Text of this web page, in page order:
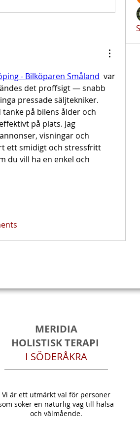
- Bilköparen Småland var
det proffsigt — snabb
pressade säljtekniker.
på bilens ålder och
på plats. Jag
visningar och
ett smidigt och stressfritt
du vill ha en enkel och
MERIDIA
HOLISTISK TERAPI
I SÖDERÅKRA
Vi är ett utmärkt val för personer
söker en naturlig väg till hälsa
och välmående.